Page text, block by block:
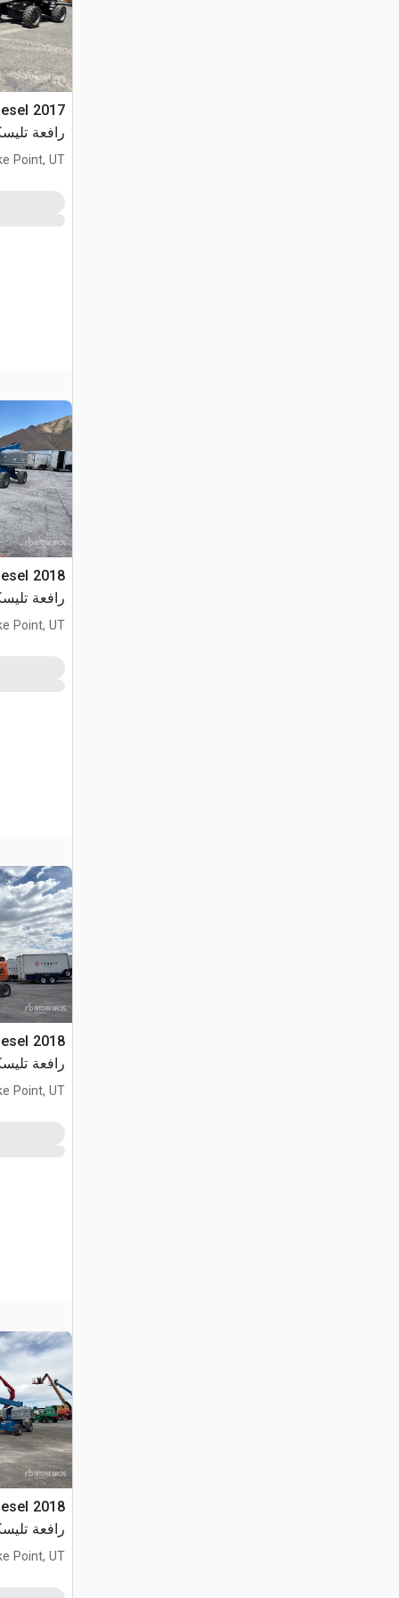
رافعة
Point, UT
رافعة
Point, UT
رافعة
Point, UT
رافعة
Point, UT